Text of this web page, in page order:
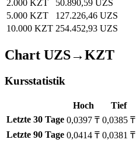
2.000 KZT
50.890,59 UZS
5.000 KZT
127.226,46 UZS
10.000 KZT 254.452,93 UZS
Chart UZS→KZT
Kursstatistik
Hoch Tief
Letzte 30 Tage 0,0397 ₸ 0,0385 ₸
Letzte 90 Tage 0,0414 ₸ 0,0381 ₸